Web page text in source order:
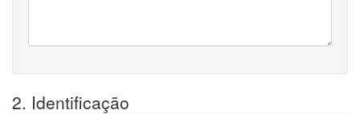
2. Identificação